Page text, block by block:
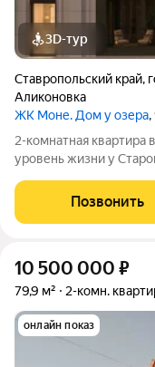
3D-тур
Ставропольский край,
Аликоновка
ЖК Моне. Дом у озера
2-комнатная квартира в
уровень жизни у Старого озера! Этаж: 5
встречается с
стало пространство
Позвонить
10 500 000 ₽
79,9 м² 2-комн.
онлайн показ